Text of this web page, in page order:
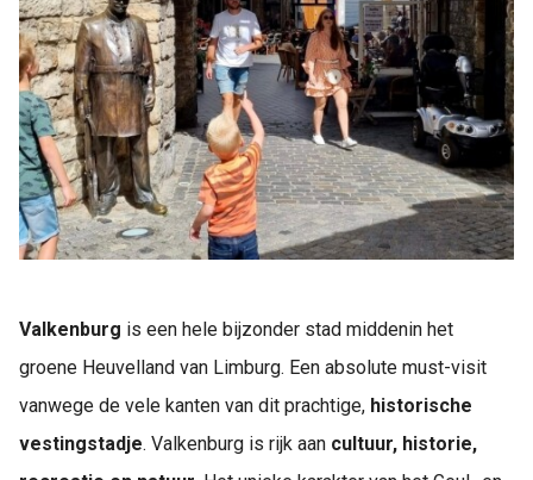
Valkenburg is een hele bijzonder stad middenin het
groene Heuvelland van Limburg. Een absolute must-visit
vanwege de vele kanten van dit prachtige, historische
vestingstadje. Valkenburg is rijk aan cultuur, historie,